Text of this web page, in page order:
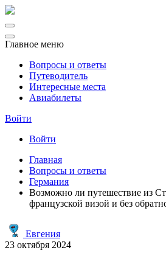
Главное меню
Вопросы и ответы
Путеводитель
Интересные места
Авиабилеты
Войти
Войти
Главная
Вопросы и ответы
Германия
Возможно ли путешествие из
французской визой и без
Евгения
23 октября 2024